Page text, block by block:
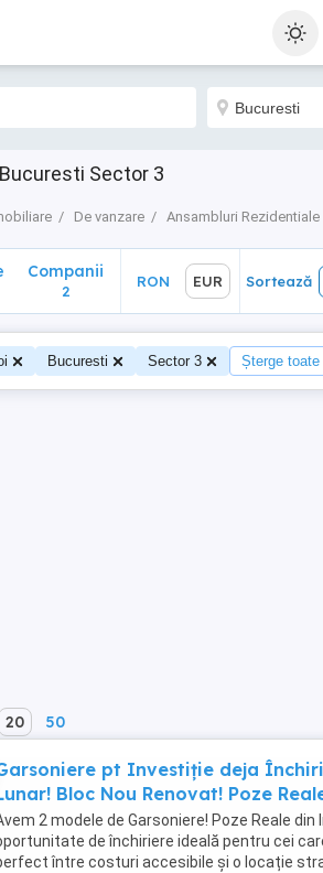
Sector 3
De vanzare Ansambluri Rezidentiale
Sortează
Companii
2
RON EUR Sortează
Bucuresti Sector 3 Șterge
20 50
pt Investiție deja
Bloc Nou Renovat! Poze
2 modele de Garsoniere! Poze Reale din
de închiriere ideală pentru cei
între costuri accesibile și o locație